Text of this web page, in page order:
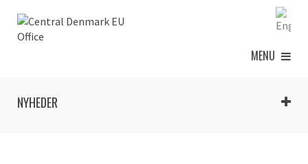
MENU
NYHEDER